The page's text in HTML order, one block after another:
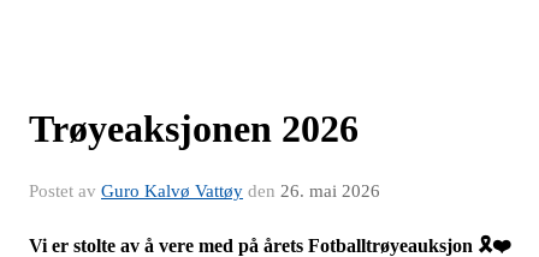
Trøyeaksjonen 2026
Postet av Guro Kalvø Vattøy den 26. mai 2026
Vi er stolte av å vere med på årets Fotballtrøyeauksjon 🎗️❤️